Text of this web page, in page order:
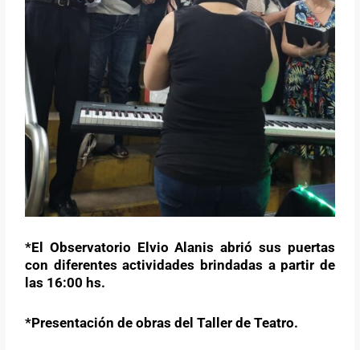
*El Observatorio Elvio Alanis abrió sus puertas
con diferentes actividades brindadas a partir de
las 16:00 hs.
*Presentación de obras del Taller de Teatro.